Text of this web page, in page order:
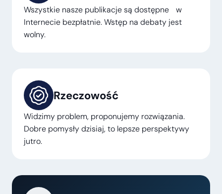
Wszystkie nasze publikacje są dostępne w
Internecie bezpłatnie. Wstęp na debaty jest
wolny.
Rzeczowość
Widzimy problem, proponujemy rozwiązania.
Dobre pomysły dzisiaj, to lepsze perspektywy
jutro.